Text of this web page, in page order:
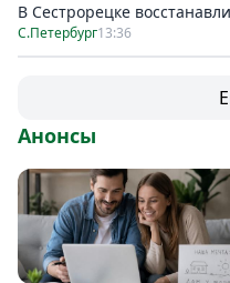
В Сестрорецке
С.Петербург13:36
Анонсы